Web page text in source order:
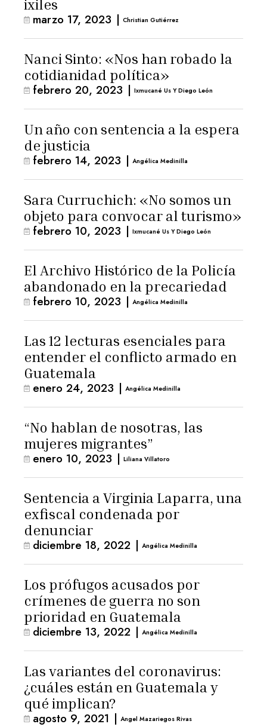
ixiles
marzo 17, 2023 | Christian Gutiérrez
Nanci Sinto: «Nos han robado la
cotidianidad política»
febrero 20, 2023 | Ixmucané Us Y Diego León
Un año con sentencia a la espera
de justicia
febrero 14, 2023 | Angélica Medinilla
Sara Curruchich: «No somos un
objeto para convocar al turismo»
febrero 10, 2023 | Ixmucané Us Y Diego León
El Archivo Histórico de la Policía
abandonado en la precariedad
febrero 10, 2023 | Angélica Medinilla
Las 12 lecturas esenciales para
entender el conflicto armado en
Guatemala
enero 24, 2023 | Angélica Medinilla
“No hablan de nosotras, las
mujeres migrantes”
enero 10, 2023 | Liliana Villatoro
Sentencia a Virginia Laparra, una
exfiscal condenada por
denunciar
diciembre 18, 2022 | Angélica Medinilla
Los prófugos acusados por
crímenes de guerra no son
prioridad en Guatemala
diciembre 13, 2022 | Angélica Medinilla
Las variantes del coronavirus:
¿cuáles están en Guatemala y
qué implican?
agosto 9, 2021 | Angel Mazariegos Rivas